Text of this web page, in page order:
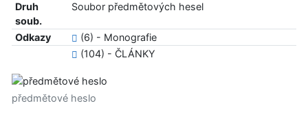
Druh
soub.
Soubor předmětových hesel
Odkazy
(6) - Monografie
(104) - ČLÁNKY
předmětové heslo